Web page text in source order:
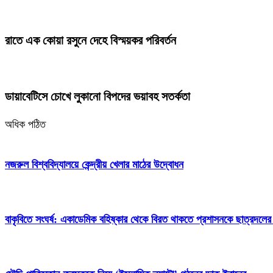
রাতে এক কোয়া রসুনে দেহে বিস্ময়কর পরিবর্তন
ডায়াবেটিসে চোখে লুকানো বিপদের ভয়াবহ সতর্কতা
অধিক পঠিত
নজরুল বিশ্ববিদ্যালয়ে কেন্দ্রীয় খেলার মাঠের উদ্বোধন
বাকৃবিতে সংঘর্ষ: একাডেমিক বহিষ্কার থেকে বিরত থাকতে প্রশাসনকে